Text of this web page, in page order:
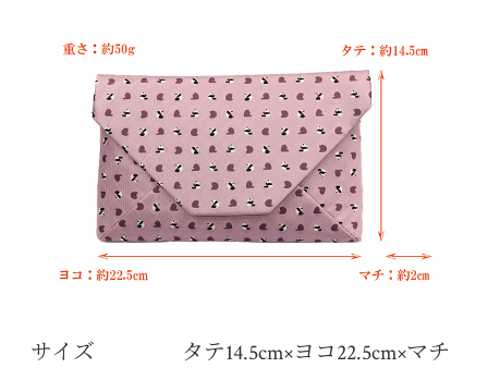
サイズ タテ14.5cm×ヨコ22.5cm×マチ